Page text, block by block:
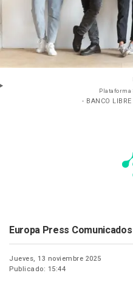
Plataforma
- BANCO
Europa Press Comunicados
Jueves, 13 noviembre 2025
Publicado: 15:44